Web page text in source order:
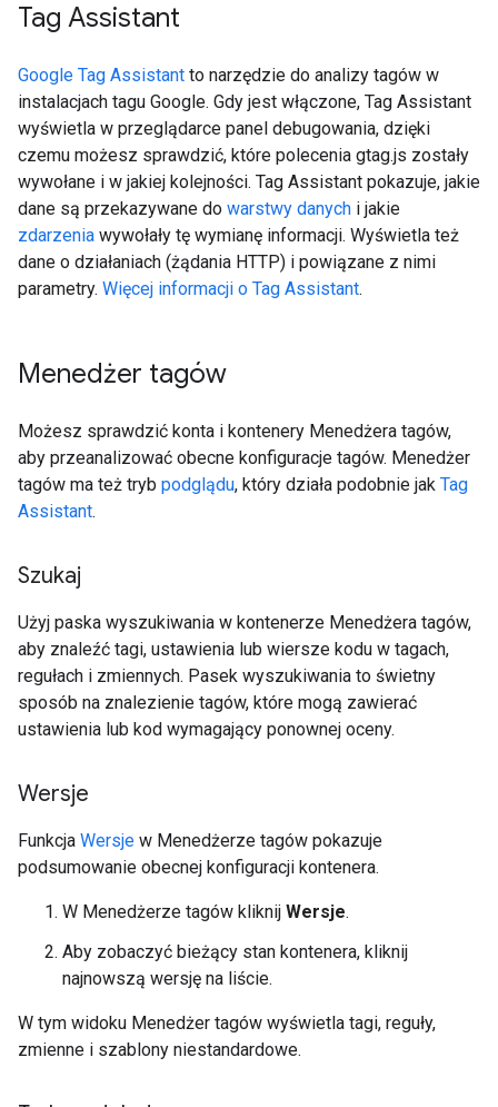
Tag Assistant
Google Tag Assistant to narzędzie do analizy tagów w
instalacjach tagu Google. Gdy jest włączone, Tag Assistant
wyświetla w przeglądarce panel debugowania, dzięki
czemu możesz sprawdzić, które polecenia gtag.js zostały
wywołane i w jakiej kolejności. Tag Assistant pokazuje, jakie
dane są przekazywane do warstwy danych i jakie
zdarzenia wywołały tę wymianę informacji. Wyświetla też
dane o działaniach (żądania HTTP) i powiązane z nimi
parametry. Więcej informacji o Tag Assistant.
Menedżer tagów
Możesz sprawdzić konta i kontenery Menedżera tagów,
aby przeanalizować obecne konfiguracje tagów. Menedżer
tagów ma też tryb podglądu, który działa podobnie jak Tag
Assistant.
Szukaj
Użyj paska wyszukiwania w kontenerze Menedżera tagów,
aby znaleźć tagi, ustawienia lub wiersze kodu w tagach,
regułach i zmiennych. Pasek wyszukiwania to świetny
sposób na znalezienie tagów, które mogą zawierać
ustawienia lub kod wymagający ponownej oceny.
Wersje
Funkcja Wersje w Menedżerze tagów pokazuje
podsumowanie obecnej konfiguracji kontenera.
W Menedżerze tagów kliknij Wersje.
Aby zobaczyć bieżący stan kontenera, kliknij
najnowszą wersję na liście.
W tym widoku Menedżer tagów wyświetla tagi, reguły,
zmienne i szablony niestandardowe.